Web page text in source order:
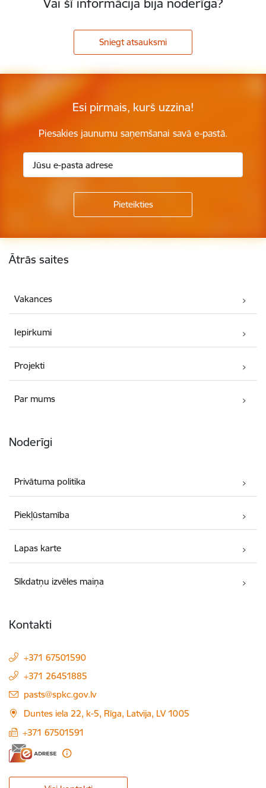
Vai šī informācija bija noderīga?
Sniegt atsauksmi
Esi pirmais, kurš uzzina!
Piesakies jaunumu saņemšanai savā e-pastā.
Kājene
Ātrās saites
Vakances
Iepirkumi
Projekti
Par mums
Noderīgi
Privātuma politika
Piekļūstamība
Lapas karte
Sīkdatņu izvēles maiņa
Kontakti
+371 67501590
+371 26451885
E-pasts:
pasts@spkc.gov.lv
Duntes iela 22, k-5, Rīga, Latvija, LV 1005
+371 67501591